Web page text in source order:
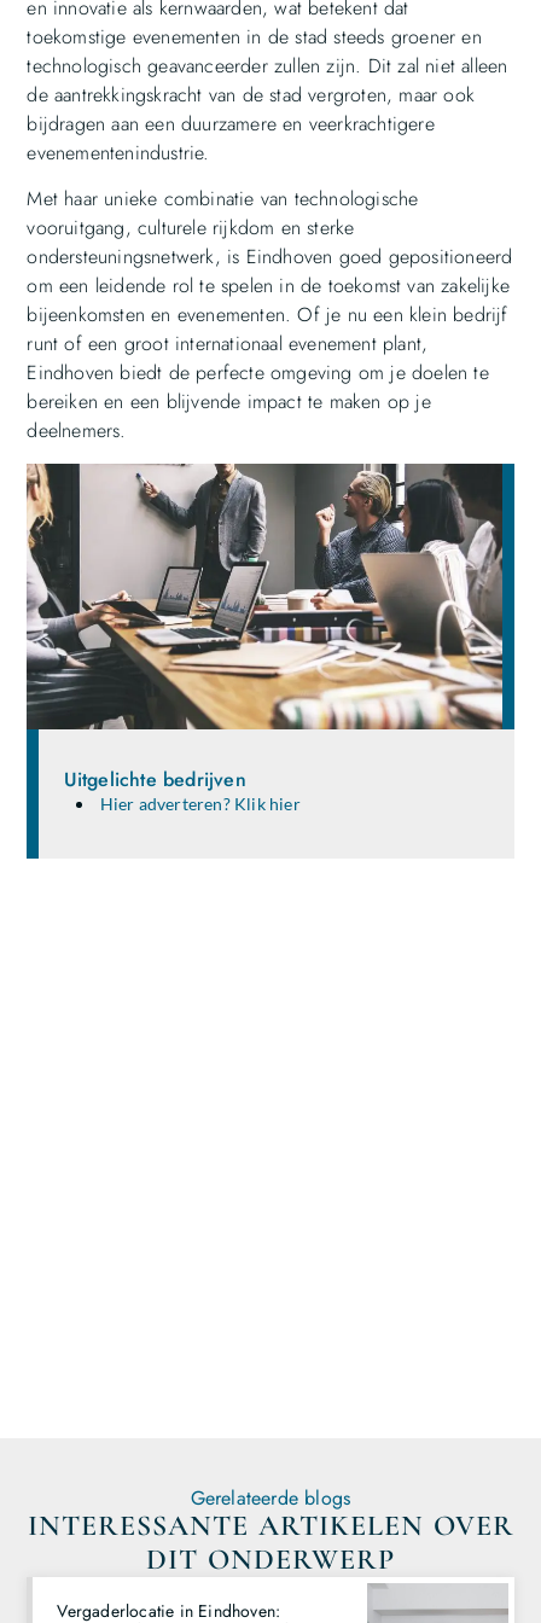
en innovatie als kernwaarden, wat betekent dat
toekomstige evenementen in de stad steeds groener en
technologisch geavanceerder zullen zijn. Dit zal niet alleen
de aantrekkingskracht van de stad vergroten, maar ook
bijdragen aan een duurzamere en veerkrachtigere
evenementenindustrie.
Met haar unieke combinatie van technologische
vooruitgang, culturele rijkdom en sterke
ondersteuningsnetwerk, is Eindhoven goed gepositioneerd
om een leidende rol te spelen in de toekomst van zakelijke
bijeenkomsten en evenementen. Of je nu een klein bedrijf
runt of een groot internationaal evenement plant,
Eindhoven biedt de perfecte omgeving om je doelen te
bereiken en een blijvende impact te maken op je
deelnemers.
Uitgelichte bedrijven
Hier adverteren? Klik hier
Gerelateerde blogs
INTERESSANTE ARTIKELEN OVER
DIT ONDERWERP
Vergaderlocatie in Eindhoven: